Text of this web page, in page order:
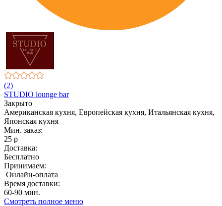
(2)
STUDIO lounge bar
Закрыто
Американская кухня, Европейская кухня, Итальянская кухня,
Японская кухня
Мин. заказ:
25 р
Доставка:
Бесплатно
Принимаем:
Онлайн-оплата
Время доставки:
60-90 мин.
Смотреть полное меню